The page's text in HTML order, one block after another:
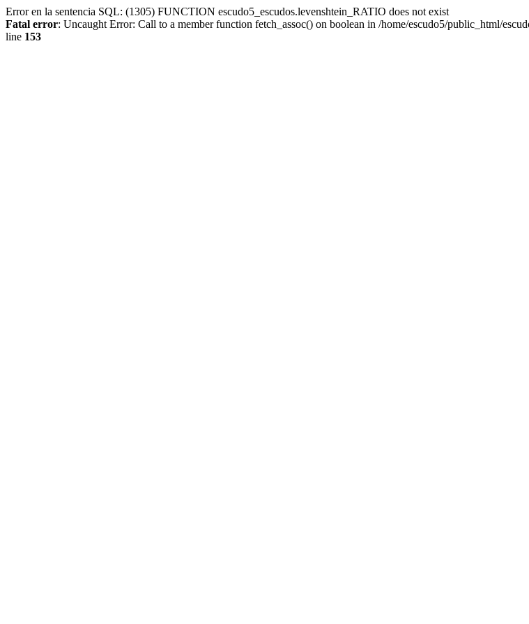
Error en la sentencia SQL: (1305) FUNCTION escudo5_escudos.levenshtein_RATIO does not exist
Fatal error: Uncaught Error: Call to a member function fetch_assoc() on boolean in /home/escudo5/public_html/
line 153